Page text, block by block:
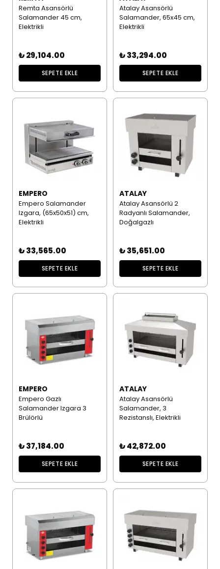
Remta Asansörlü
Salamander 45 cm,
Elektrikli
₺ 29,104.00
SEPETE EKLE
Atalay Asansörlü
Salamander, 65x45 cm,
Elektrikli
₺ 33,294.00
SEPETE EKLE
EMPERO
Empero Salamander
Izgara, (65x50x51) cm,
Elektrikli
₺ 33,565.00
SEPETE EKLE
ATALAY
Atalay Asansörlü 2
Radyanlı Salamander,
Doğalgazlı
₺ 35,651.00
SEPETE EKLE
EMPERO
Empero Gazlı
Salamander Izgara 3
Brülörlü
₺ 37,184.00
SEPETE EKLE
ATALAY
Atalay Asansörlü
Salamander, 3
Rezistanslı, Elektrikli
₺ 42,872.00
SEPETE EKLE